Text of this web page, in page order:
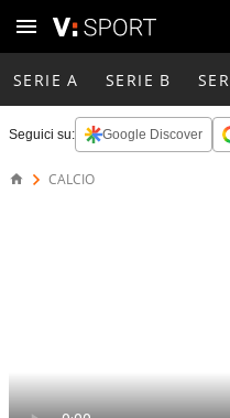
SERIE A SERIE B
Seguici su: Google Discover
CALCIO